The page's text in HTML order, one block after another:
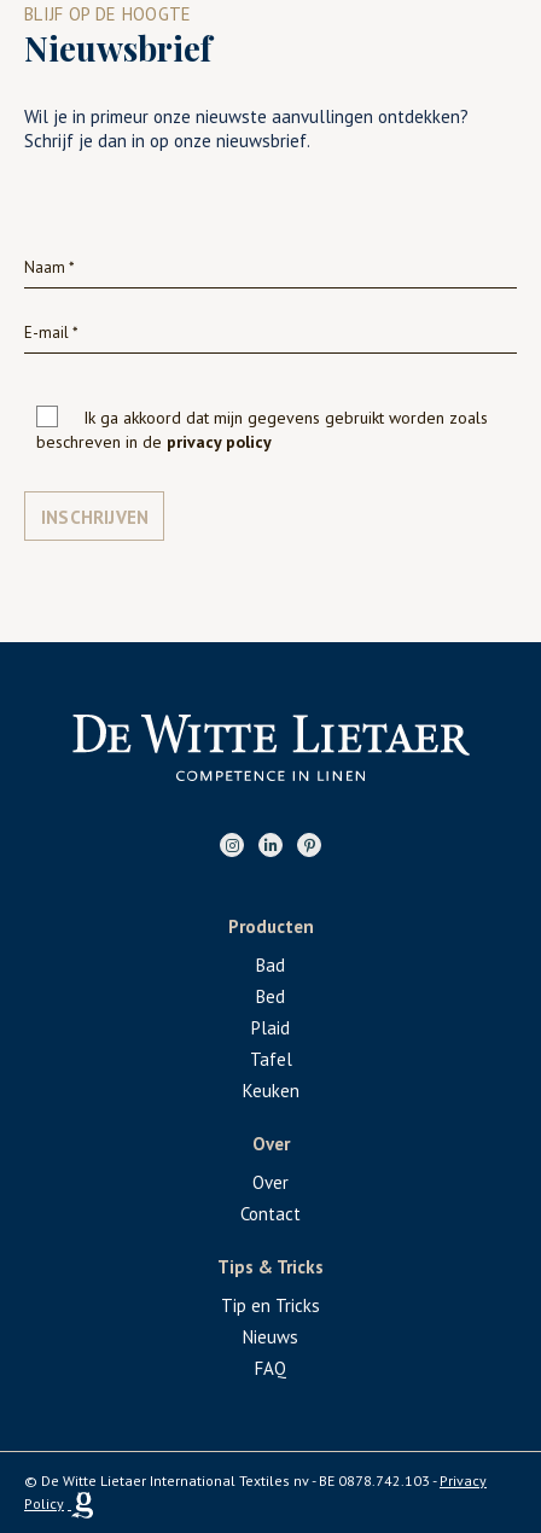
BLIJF OP DE HOOGTE
Nieuwsbrief
Wil je in primeur onze nieuwste aanvullingen ontdekken?
Schrijf je dan in op onze nieuwsbrief.
Ik ga akkoord dat mijn gegevens gebruikt worden zoals
beschreven in de privacy policy
INSCHRIJVEN
Producten
Bad
Bed
Plaid
Tafel
Keuken
Over
Over
Contact
Tips & Tricks
Tip en Tricks
Nieuws
FAQ
© De Witte Lietaer International Textiles nv - BE 0878.742.103 - Privacy
Policy